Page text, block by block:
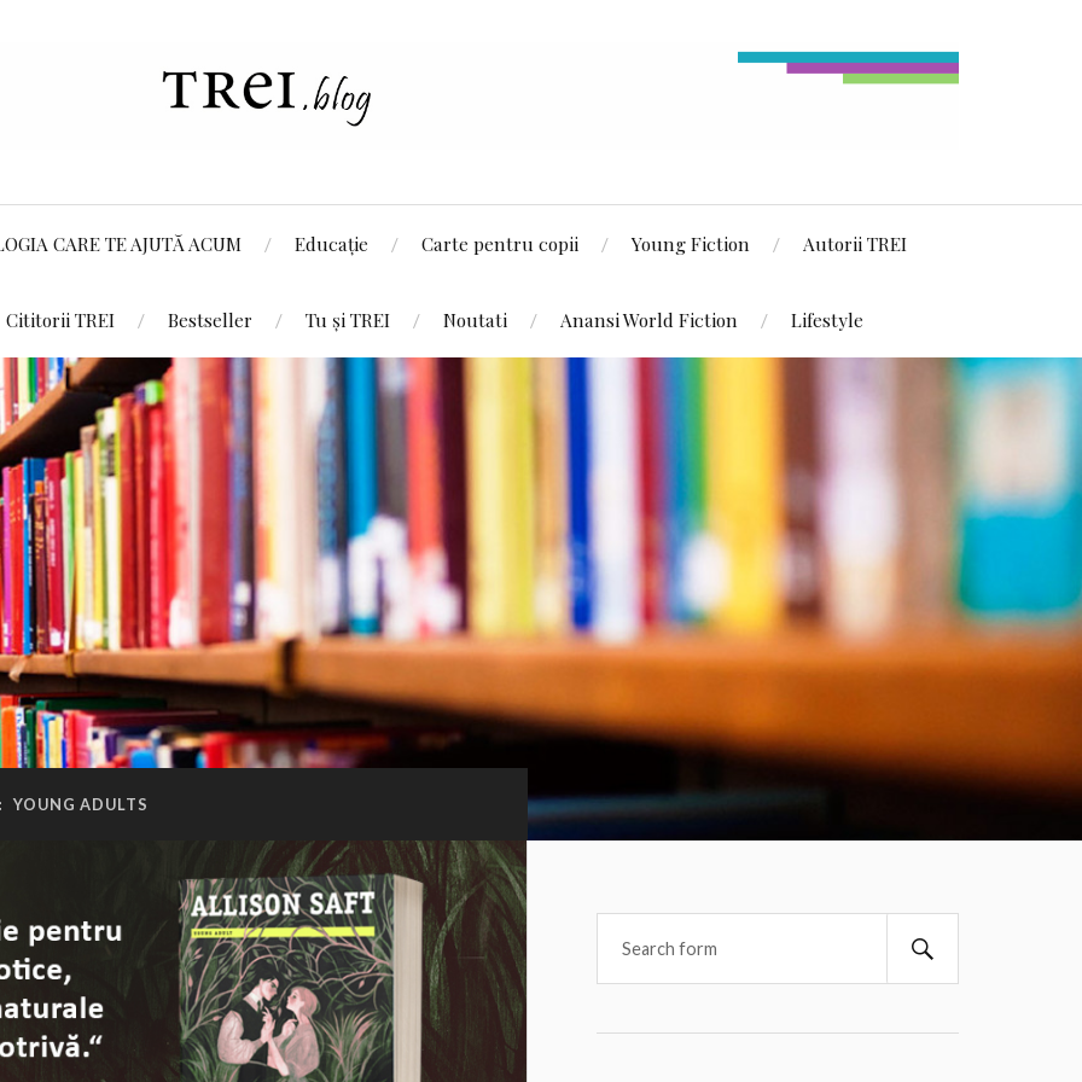
CARE TE AJUTĂ ACUM Educație Carte pentru copii Young Fiction Autorii TREI
Cititorii TREI Bestseller Tu și TREI Noutati Anansi World Fiction Lifestyle
YOUNG ADULTS